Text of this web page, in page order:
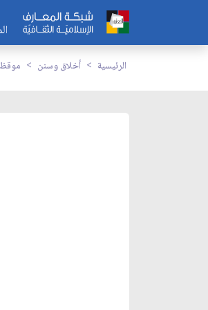
الرئيسية أخلاق وسنن